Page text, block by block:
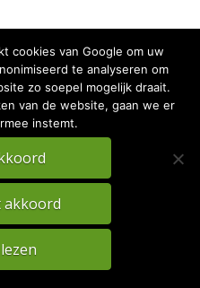
cookies van Google om uw
te analyseren om
zo soepel mogelijk draait.
van de website, gaan we er
instemt.
akkoord